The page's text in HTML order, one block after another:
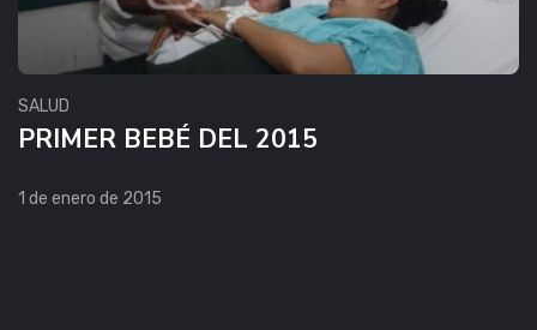
SALUD
PRIMER BEBÉ DEL 2015
1 de enero de 2015